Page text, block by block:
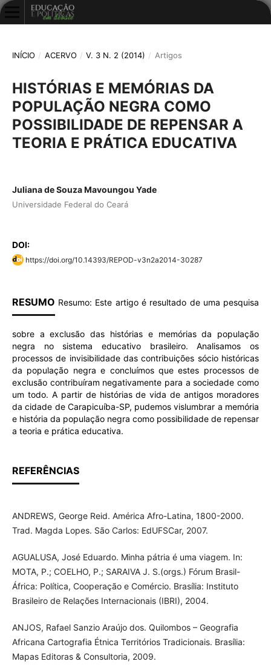
INÍCIO / ACERVO / V. 3 N. 2 (2014) / Artigos
HISTÓRIAS E MEMÓRIAS DA
POPULAÇÃO NEGRA COMO
POSSIBILIDADE DE REPENSAR A
TEORIA E PRÁTICA EDUCATIVA
Juliana de Souza Mavoungou Yade
Universidade Federal do Ceará
DOI:
https://doi.org/10.14393/REPOD-v3n2a2014-30287
RESUMO Resumo: Este artigo é resultado de uma pesquisa
sobre a exclusão das histórias e memórias da população
negra no sistema educativo brasileiro. Analisamos os
processos de invisibilidade das contribuições sócio históricas
da população negra e concluímos que estes processos de
exclusão contribuíram negativamente para a sociedade como
um todo. A partir de histórias de vida de antigos moradores
da cidade de Carapicuíba-SP, pudemos vislumbrar a memória
e história da população negra como possibilidade de repensar
a teoria e prática educativa.
REFERÊNCIAS
ANDREWS, George Reid. América Afro-Latina, 1800-2000.
Trad. Magda Lopes. São Carlos: EdUFSCar, 2007.
AGUALUSA, José Eduardo. Minha pátria é uma viagem. In:
MOTA, P.; COELHO, P.; SARAIVA J. S.(orgs.) Fórum Brasil-
África: Política, Cooperação e Comércio. Brasília: Instituto
Brasileiro de Relações Internacionais (IBRI), 2004.
ANJOS, Rafael Sanzio Araújo dos. Quilombos – Geografia
Africana Cartografia Étnica Territórios Tradicionais. Brasília:
Mapas Editoras & Consultoria, 2009.